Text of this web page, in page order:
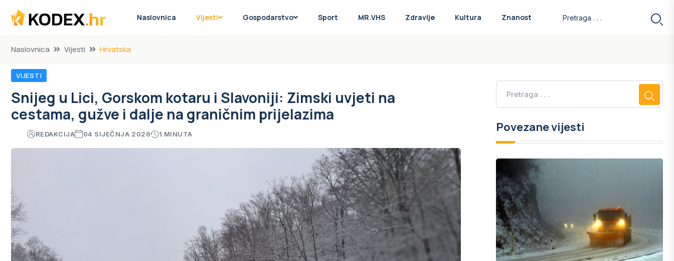
Naslovnica Vijesti Gospodarstvo Sport MR.VHS Zdravlje Kultura Znanost
Naslovnica Vijesti Hrvatska
VIJESTI
Snijeg u Lici, Gorskom kotaru i Slavoniji: Zimski uvjeti na
cestama, gužve i dalje na graničnim prijelazima
REDAKCIJA 04 SIJEČNJA 2026 1 MINUTA Povezane vijesti